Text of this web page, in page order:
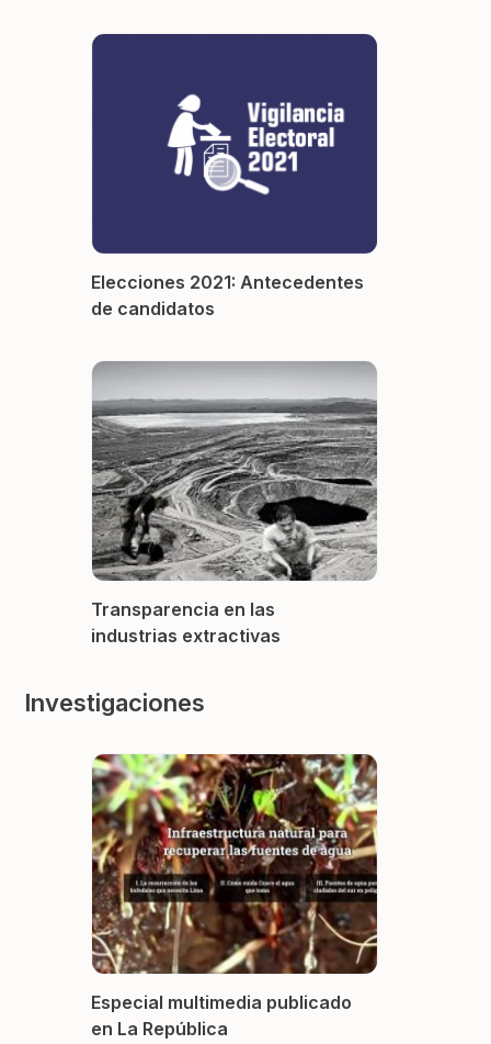
Elecciones 2021: Antecedentes
de candidatos
Transparencia en las
industrias extractivas
Investigaciones
Especial multimedia publicado
en La República